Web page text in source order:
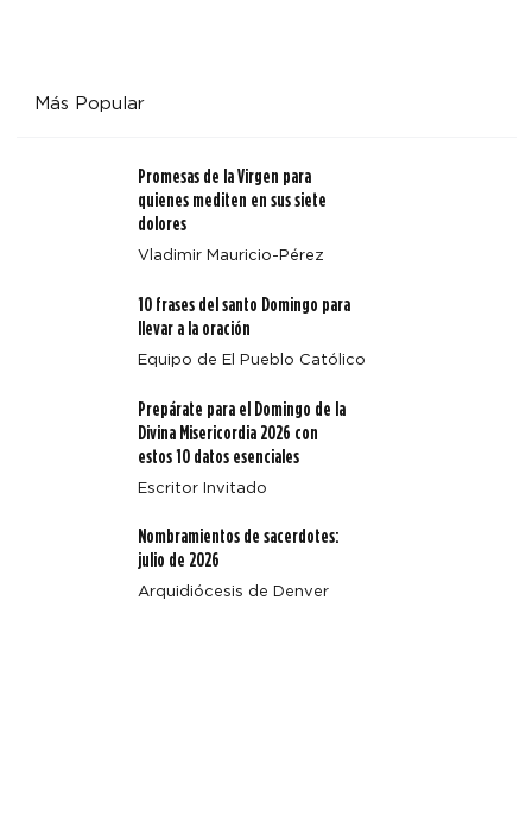
Más Popular
Promesas de la Virgen para
quienes mediten en sus siete
dolores
Vladimir Mauricio-Pérez
10 frases del santo Domingo para
llevar a la oración
Equipo de El Pueblo Católico
Prepárate para el Domingo de la
Divina Misericordia 2026 con
estos 10 datos esenciales
Escritor Invitado
Nombramientos de sacerdotes:
julio de 2026
Arquidiócesis de Denver